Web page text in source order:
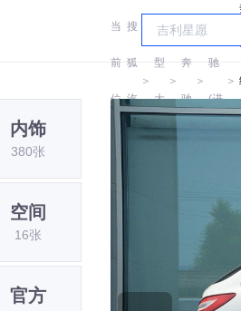
当
前
位
置:
搜
狐
汽
＞
车
型
大
全
＞
奔
驰
＞
驰
(进
＞
内饰
380张
空间
16张
官方